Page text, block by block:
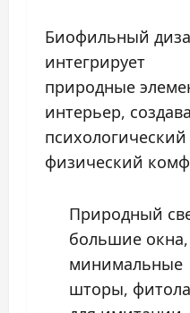
Биофильный
интегрирует
природные
интерьер,
психологический
физический
Природный
большие окна,
минимальные
шторы,